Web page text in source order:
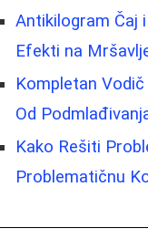
Antikilogram Čaj
Efekti na
Kompletan
Od
Kako Rešiti
Problematičnu